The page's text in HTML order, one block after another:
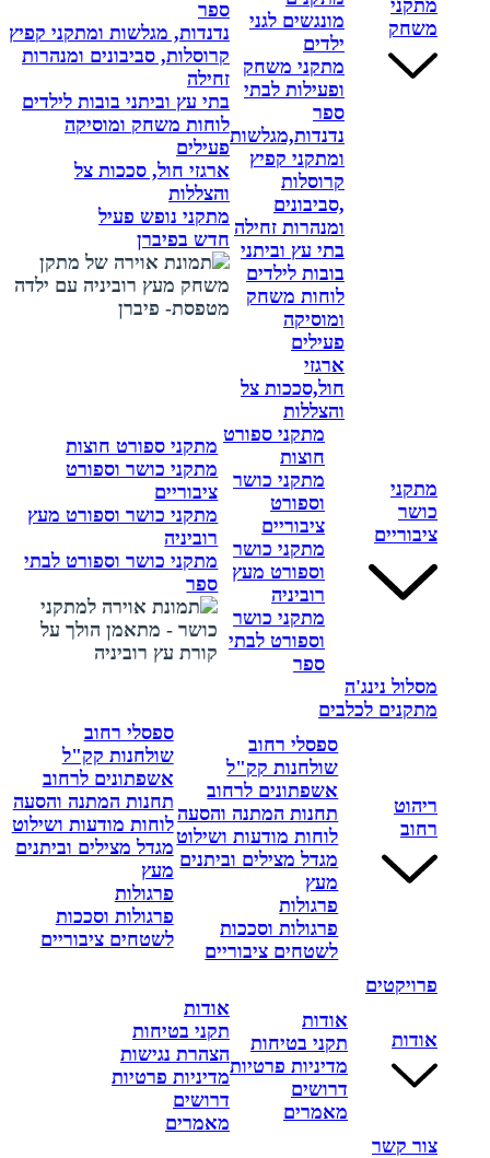
מתקני
משחק
מונגשים לגני
ילדים
מתקני משחק
ופעילות לבתי
ספר
נדנדות,מגלשות
ומתקני קפיץ
קרוסלות
,סביבונים
ומנהרות זחילה
בתי עץ וביתני
בובות לילדים
לוחות משחק
ומוסיקה
פעילים
ארגזי
חול,סככות צל
והצללות
ספר
נדנדות, מגלשות ומתקני קפיץ
קרוסלות, סביבונים ומנהרות
זחילה
בתי עץ וביתני בובות לילדים
לוחות משחק ומוסיקה
פעילים
ארגזי חול, סככות צל
והצללות
מתקני נופש פעיל
חדש בפיברן
מתקני
כושר
ציבוריים
מתקני ספורט
חוצות
מתקני כושר
וספורט
ציבוריים
מתקני כושר
וספורט מעץ
רוביניה
מתקני כושר
וספורט לבתי
ספר
מתקני ספורט חוצות
מתקני כושר וספורט
ציבוריים
מתקני כושר וספורט מעץ
רוביניה
מתקני כושר וספורט לבתי
ספר
מסלול נינג'ה
מתקנים לכלבים
ריהוט
רחוב
ספסלי רחוב
שולחנות קק"ל
אשפתונים לרחוב
תחנות המתנה והסעה
לוחות מודעות ושילוט
מגדל מצילים וביתנים
מעץ
פרגולות
פרגולות וסככות
לשטחים ציבוריים
ספסלי רחוב
שולחנות קק"ל
אשפתונים לרחוב
תחנות המתנה והסעה
לוחות מודעות ושילוט
מגדל מצילים וביתנים
מעץ
פרגולות
פרגולות וסככות
לשטחים ציבוריים
פרויקטים
אודות
אודות
תקני בטיחות
מדיניות פרטיות
דרושים
מאמרים
אודות
תקני בטיחות
הצהרת נגישות
מדיניות פרטיות
דרושים
מאמרים
צור קשר